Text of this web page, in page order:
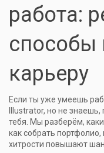
работа:
способы
карьеру
Если ты уже умеешь
Illustrator, но не знаешь,
тебя. Мы разберём,
как собрать
хитрости повышают